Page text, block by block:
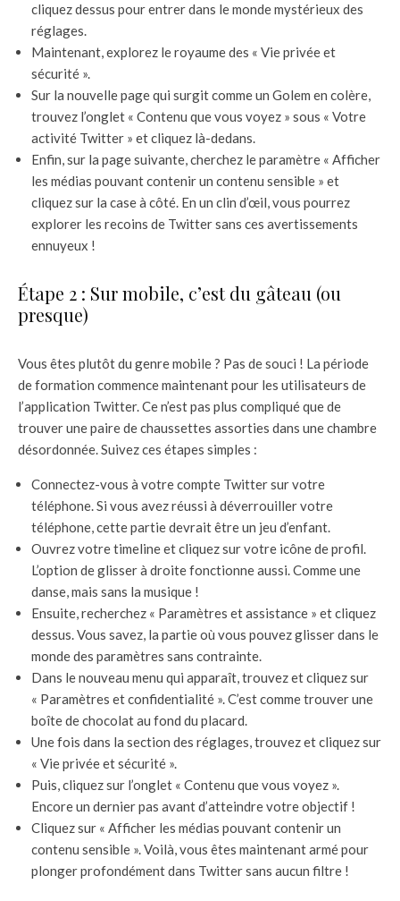
cliquez dessus pour entrer dans le monde mystérieux des
réglages.
Maintenant, explorez le royaume des « Vie privée et
sécurité ».
Sur la nouvelle page qui surgit comme un Golem en colère,
trouvez l’onglet « Contenu que vous voyez » sous « Votre
activité Twitter » et cliquez là-dedans.
Enfin, sur la page suivante, cherchez le paramètre « Afficher
les médias pouvant contenir un contenu sensible » et
cliquez sur la case à côté. En un clin d’œil, vous pourrez
explorer les recoins de Twitter sans ces avertissements
ennuyeux !
Étape 2 : Sur mobile, c’est du gâteau (ou
presque)
Vous êtes plutôt du genre mobile ? Pas de souci ! La période
de formation commence maintenant pour les utilisateurs de
l’application Twitter. Ce n’est pas plus compliqué que de
trouver une paire de chaussettes assorties dans une chambre
désordonnée. Suivez ces étapes simples :
Connectez-vous à votre compte Twitter sur votre
téléphone. Si vous avez réussi à déverrouiller votre
téléphone, cette partie devrait être un jeu d’enfant.
Ouvrez votre timeline et cliquez sur votre icône de profil.
L’option de glisser à droite fonctionne aussi. Comme une
danse, mais sans la musique !
Ensuite, recherchez « Paramètres et assistance » et cliquez
dessus. Vous savez, la partie où vous pouvez glisser dans le
monde des paramètres sans contrainte.
Dans le nouveau menu qui apparaît, trouvez et cliquez sur
« Paramètres et confidentialité ». C’est comme trouver une
boîte de chocolat au fond du placard.
Une fois dans la section des réglages, trouvez et cliquez sur
« Vie privée et sécurité ».
Puis, cliquez sur l’onglet « Contenu que vous voyez ».
Encore un dernier pas avant d’atteindre votre objectif !
Cliquez sur « Afficher les médias pouvant contenir un
contenu sensible ». Voilà, vous êtes maintenant armé pour
plonger profondément dans Twitter sans aucun filtre !